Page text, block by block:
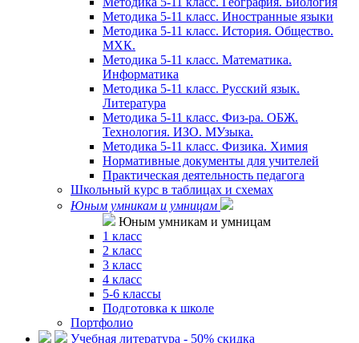
Методика 5-11 класс. Иностранные языки
Методика 5-11 класс. История. Общество.
МХК.
Методика 5-11 класс. Математика.
Информатика
Методика 5-11 класс. Русский язык.
Литература
Методика 5-11 класс. Физ-ра. ОБЖ.
Технология. ИЗО. МУзыка.
Методика 5-11 класс. Физика. Химия
Нормативные документы для учителей
Практическая деятельность педагога
Школьный курс в таблицах и схемах
Юным умникам и умницам
Юным умникам и умницам
1 класс
2 класс
3 класс
4 класс
5-6 классы
Подготовка к школе
Портфолио
Учебная литература - 50% скидка